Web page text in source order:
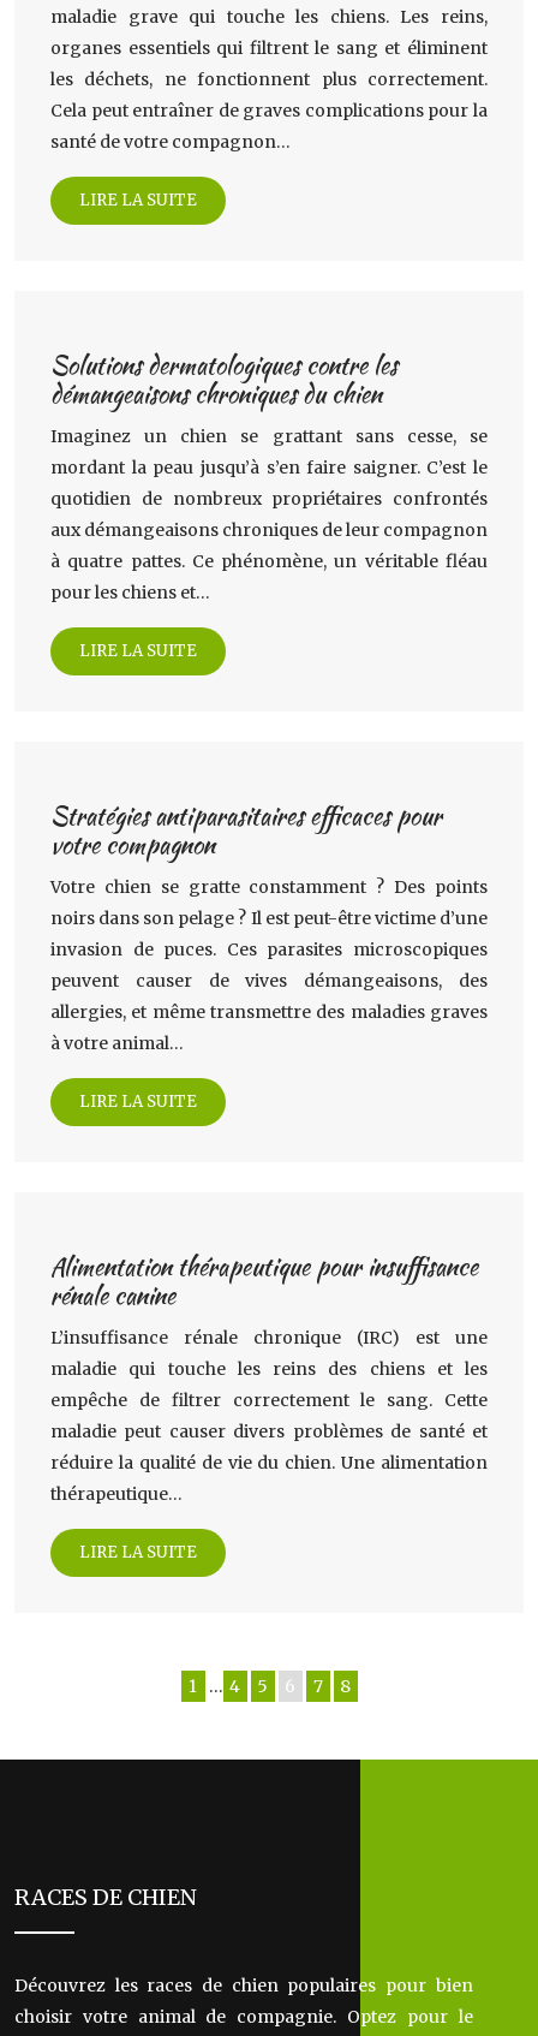
maladie grave qui touche les chiens. Les reins,
organes essentiels qui filtrent le sang et éliminent
les déchets, ne fonctionnent plus correctement.
Cela peut entraîner de graves complications pour la
santé de votre compagnon…
LIRE LA SUITE
Solutions dermatologiques contre les
démangeaisons chroniques du chien
Imaginez un chien se grattant sans cesse, se
mordant la peau jusqu’à s’en faire saigner. C’est le
quotidien de nombreux propriétaires confrontés
aux démangeaisons chroniques de leur compagnon
à quatre pattes. Ce phénomène, un véritable fléau
pour les chiens et…
LIRE LA SUITE
Stratégies antiparasitaires efficaces pour
votre compagnon
Votre chien se gratte constamment ? Des points
noirs dans son pelage ? Il est peut-être victime d’une
invasion de puces. Ces parasites microscopiques
peuvent causer de vives démangeaisons, des
allergies, et même transmettre des maladies graves
à votre animal…
LIRE LA SUITE
Alimentation thérapeutique pour insuffisance
rénale canine
L’insuffisance rénale chronique (IRC) est une
maladie qui touche les reins des chiens et les
empêche de filtrer correctement le sang. Cette
maladie peut causer divers problèmes de santé et
réduire la qualité de vie du chien. Une alimentation
thérapeutique…
LIRE LA SUITE
1 … 4 5 6 7 8
RACES DE CHIEN
Découvrez les races de chien populaires pour bien
choisir votre animal de compagnie. Optez pour le